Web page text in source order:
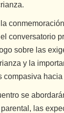
conversatorio
sobre las
y la
compasiva
se
las